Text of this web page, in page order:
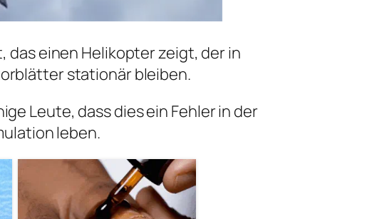
das einen Helikopter zeigt, der in
stationär bleiben.
Leute, dass dies ein Fehler in der
leben.